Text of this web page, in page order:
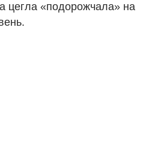
цегла «подорожчала» на